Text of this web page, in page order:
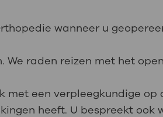
wanneer u
raden reizen met het
met een verpleegkundige
heeft. U bespreekt ook